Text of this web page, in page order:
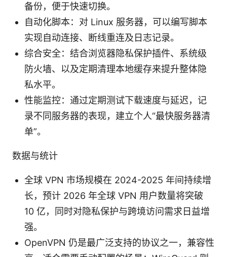
备份，便于快速切换。
自动化脚本：对 Linux 服务器，可以编写脚本
实现自动连接、断线重连及日志记录。
综合安全：结合浏览器隐私保护插件、系统级
防火墙、以及定期清理本地缓存来提升整体隐
私水平。
性能监控：通过定期测试下载速度与延迟，记
录不同服务器的表现，建立个人“最快服务器清
单”。
数据与统计
全球 VPN 市场规模在 2024-2025 年间持续增
长，预计 2026 年全球 VPN 用户数量将突破
10 亿，同时对隐私保护与跨境访问需求日益增
强。
OpenVPN 仍是最广泛支持的协议之一，兼容性